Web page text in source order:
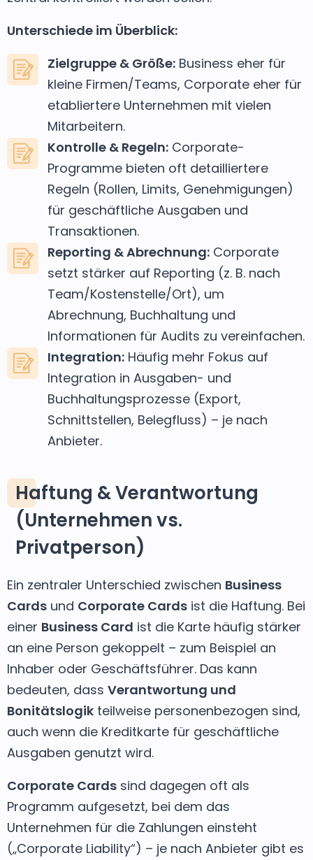
Unterschiede im Überblick:
Zielgruppe & Größe: Business eher für
kleine Firmen/Teams, Corporate eher für
etabliertere Unternehmen mit vielen
Mitarbeitern.
Kontrolle & Regeln: Corporate-
Programme bieten oft detailliertere
Regeln (Rollen, Limits, Genehmigungen)
für geschäftliche Ausgaben und
Transaktionen.
Reporting & Abrechnung: Corporate
setzt stärker auf Reporting (z. B. nach
Team/Kostenstelle/Ort), um
Abrechnung, Buchhaltung und
Informationen für Audits zu vereinfachen.
Integration: Häufig mehr Fokus auf
Integration in Ausgaben- und
Buchhaltungsprozesse (Export,
Schnittstellen, Belegfluss) – je nach
Anbieter.
Haftung & Verantwortung
(Unternehmen vs.
Privatperson)
Ein zentraler Unterschied zwischen Business
Cards und Corporate Cards ist die Haftung. Bei
einer Business Card ist die Karte häufig stärker
an eine Person gekoppelt – zum Beispiel an
Inhaber oder Geschäftsführer. Das kann
bedeuten, dass Verantwortung und
Bonitätslogik teilweise personenbezogen sind,
auch wenn die Kreditkarte für geschäftliche
Ausgaben genutzt wird.
Corporate Cards sind dagegen oft als
Programm aufgesetzt, bei dem das
Unternehmen für die Zahlungen einsteht
(„Corporate Liability“) – je nach Anbieter gibt es